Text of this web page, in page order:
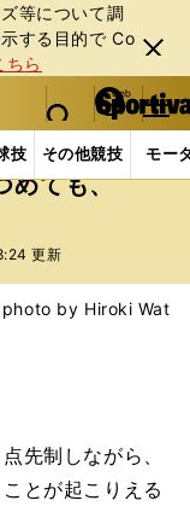
等について調
する⽬的で Co
ちら
閉じ
る
web Sportiva (webスポルティーバ)
検索
マイペ
ー
ジ
メニュ
技 その他競技 モー
Jリーグ 柏レイ
めても、
更新
by Hiroki Wat
先制しながら、
とが起こりえる